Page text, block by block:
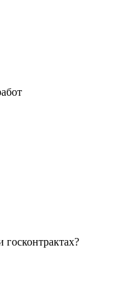
госконтрактах?